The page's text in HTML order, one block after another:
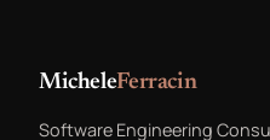
MicheleFerracin
Software Engineering